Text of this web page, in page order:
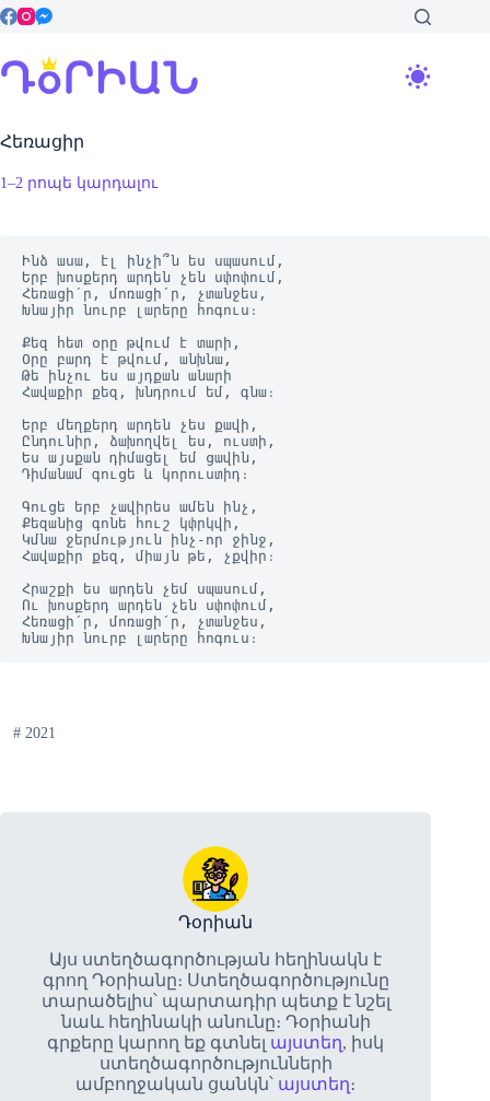
Skip
to
Հեռացիր
1–2 րոպե կարդալու
Ինձ ասա, էլ ինչի՞ն ես սպասում,
Երբ խոսքերդ արդեն չեն սփոփում,
Հեռացի՛ր, մոռացի՛ր, չտանջես,
Խնայիր նուրբ լարերը հոգուս։
Քեզ հետ օրը թվում է տարի,
Օրը բարդ է թվում, անխնա,
Թե ինչու ես այդքան անարի
Հավաքիր քեզ, խնդրում եմ, գնա։
Երբ մեղքերդ արդեն չես քավի,
Ընդունիր, ձախողվել ես, ուստի,
Ես այսքան դիմացել եմ ցավին,
Դիմանամ գուցե և կորուստիդ։
Գուցե երբ չավիրես ամեն ինչ,
Քեզանից գոնե հուշ կփրկվի,
Կմնա ջերմություն ինչ-որ ջինջ,
Հավաքիր քեզ, միայն թե, չքվիր։
Հրաշքի ես արդեն չեմ սպասում,
Ու խոսքերդ արդեն չեն սփոփում,
Հեռացի՛ր, մոռացի՛ր, չտանջես,
Խնայիր նուրբ լարերը հոգուս։
#2021
Դօրիան
Այս ստեղծագործության հեղինակն է
գրող Դօրիանը։ Ստեղծագործությունը
տարածելիս՝ պարտադիր պետք է նշել
նաև հեղինակի անունը։ Դօրիանի
գրքերը կարող եք գտնել այստեղ, իսկ
ստեղծագործությունների
ամբողջական ցանկն՝ այստեղ։